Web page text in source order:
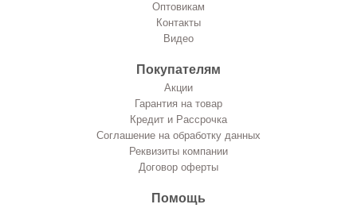
Оптовикам
Контакты
Видео
Покупателям
Акции
Гарантия на товар
Кредит и Рассрочка
Соглашение на обработку данных
Реквизиты компании
Договор оферты
Помощь